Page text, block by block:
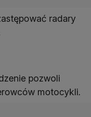
radary
pozwoli
motocykli.